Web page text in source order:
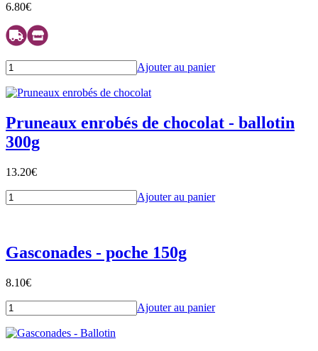
6.80€
Ajouter au panier
Pruneaux enrobés de chocolat - ballotin
300g
13.20€
Ajouter au panier
Gasconades - poche 150g
8.10€
Ajouter au panier